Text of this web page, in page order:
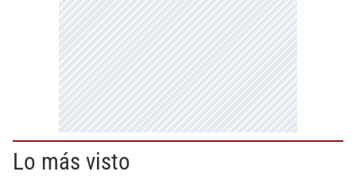
Lo más visto